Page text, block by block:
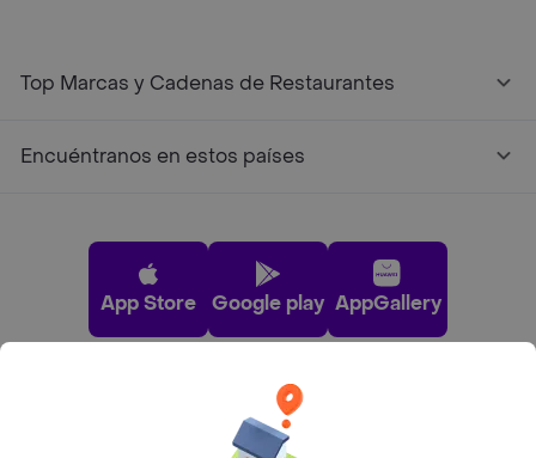
Top Marcas y Cadenas de Restaurantes
Encuéntranos en estos países
App Store Google play AppGallery
Pide tu comida favorita cerca de ti